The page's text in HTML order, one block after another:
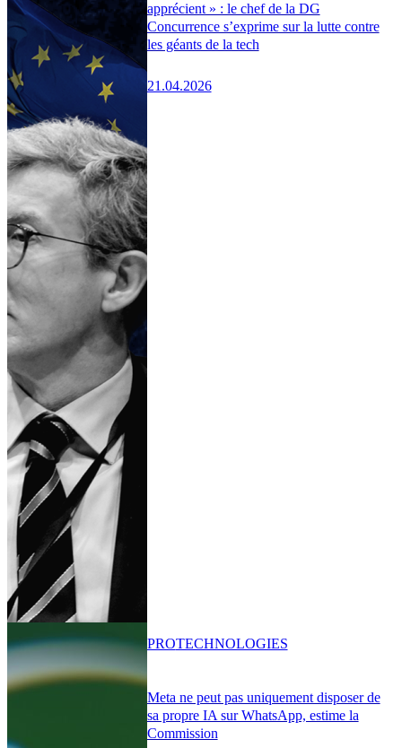
apprécient » : le chef de la DG
Concurrence s’exprime sur la lutte contre
les géants de la tech
21.04.2026
Meta ne peut pas uniquement disposer de
sa propre IA sur WhatsApp, estime la
Commission
PROTECHNOLOGIES